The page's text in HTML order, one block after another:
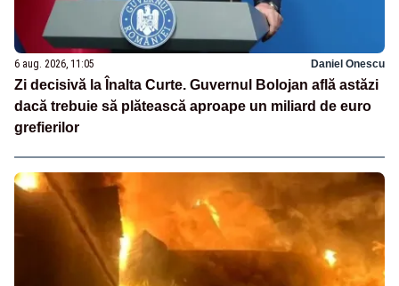
6 aug. 2026, 11:05 Daniel Onescu
Zi decisivă la Înalta Curte. Guvernul Bolojan află astăzi
dacă trebuie să plătească aproape un miliard de euro
grefierilor